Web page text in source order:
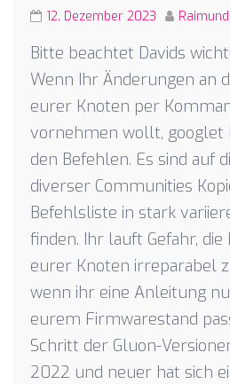
12. Dezember 2023
Bitte beachtet Davids
Wenn Ihr Änderungen an
eurer Knoten per
vornehmen wollt, googlet
den Befehlen. Es sind auf
diverser Communities
Befehlsliste in stark
finden. Ihr lauft Gefahr, die
eurer Knoten irreparabel
wenn ihr eine Anleitung
eurem Firmwarestand
Schritt der Gluon-
2022 und neuer hat sich